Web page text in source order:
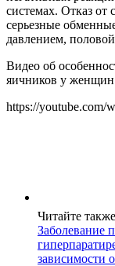
системах. Отказ от
серьезные
давлением,
Видео об
яичников у женщин
https://youtube.com/
Читайте
Заболевание
зависимости